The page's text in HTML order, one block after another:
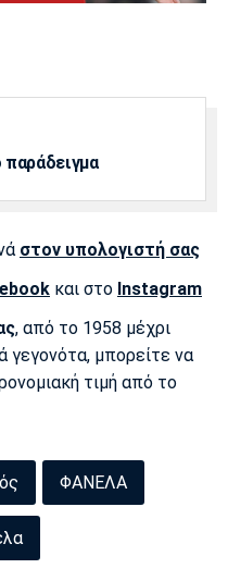
Ατλέτικο
Μαδρίτης
Άρσεναλ
στον υπολογιστή σας
και στο Instagram
, από το 1958 μέχρι
γεγονότα, μπορείτε να
τιμή από το
ΦΑΝΕΛΑ